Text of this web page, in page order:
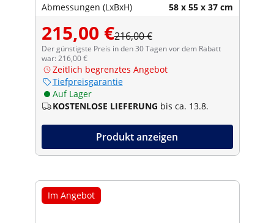
Abmessungen (LxBxH) 58 x 55 x 37 cm
215,00 €216,00 €
Der günstigste Preis in den 30 Tagen vor dem Rabatt
war: 216,00 €
Zeitlich begrenztes Angebot
Tiefpreisgarantie
Auf Lager
KOSTENLOSE LIEFERUNG bis ca. 13.8.
Produkt anzeigen
Im Angebot